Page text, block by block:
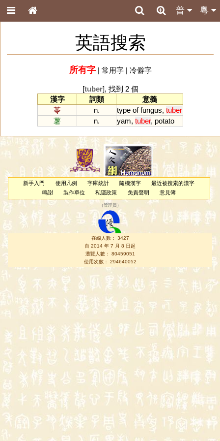
粵
普
英語搜索
所有字| 常用字| 冷僻字
[tuber], 找到 2 個
漢字
詞類
意義
苓
n. type of fungus, tuber
薯
n. yam, tuber, potato
新手入門 使用凡例 字庫統計 隨機漢字
最近被搜索的漢字
鳴謝
製作單位 私隱政策 免責聲明 意見簿
（管理員 ）
在線人數： 3427
自 2014 年 7 月 8 日起
瀏覽人數： 80459051
使用次數： 294640052